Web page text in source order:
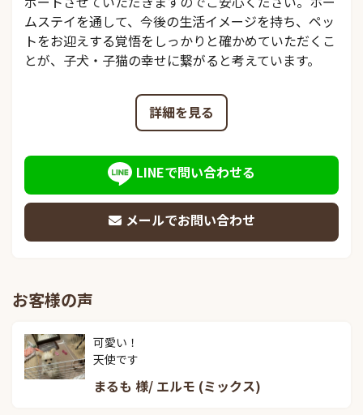
ムステイを通して、今後の生活イメージを持ち、ペッ
トをお迎えする覚悟をしっかりと確かめていただくこ
とが、子犬・子猫の幸せに繋がると考えています。
詳細を見る
LINEで問い合わせる
メールでお問い合わせ
お客様の声
可愛い！
天使です
まるも 様/ エルモ (ミックス)